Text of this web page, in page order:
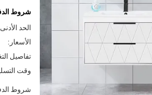
شروط
الحد
الأسعار:
تفاصيل
وقت
شروط